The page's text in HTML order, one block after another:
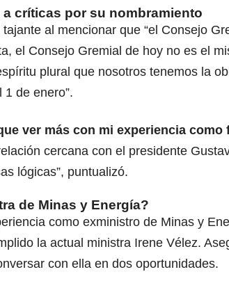
críticas por su nombramiento
al mencionar que “el Consejo
el Consejo Gremial de hoy no es el
plural que nosotros tenemos la
1 de enero”.
ver más con mi experiencia como
cercana con el presidente
lógicas”, puntualizó.
de Minas y Energía?
como exministro de Minas y
la actual ministra Irene Vélez.
con ella en dos oportunidades.